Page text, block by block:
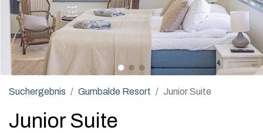
Suchergebnis Gumbalde Resort Junior Suite
Junior Suite